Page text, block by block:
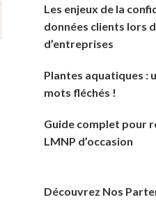
Les enjeux de la
données clients lors
d’entreprises
Plantes aquatiques :
mots fléchés !
Guide complet pour
LMNP d’occasion
Découvrez Nos